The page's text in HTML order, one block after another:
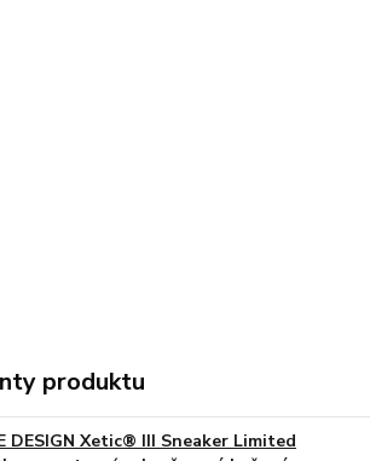
produktu
DESIGN Xetic® III Sneaker Limited